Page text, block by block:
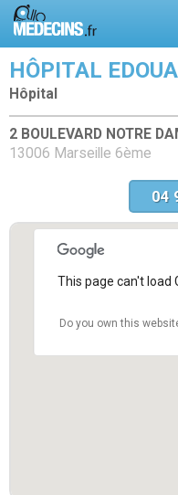
HÔPITAL
Hôpital
2 BOULEVARD NOTRE
13006 Marseille 6ème
04
This page can't load
Do you own this